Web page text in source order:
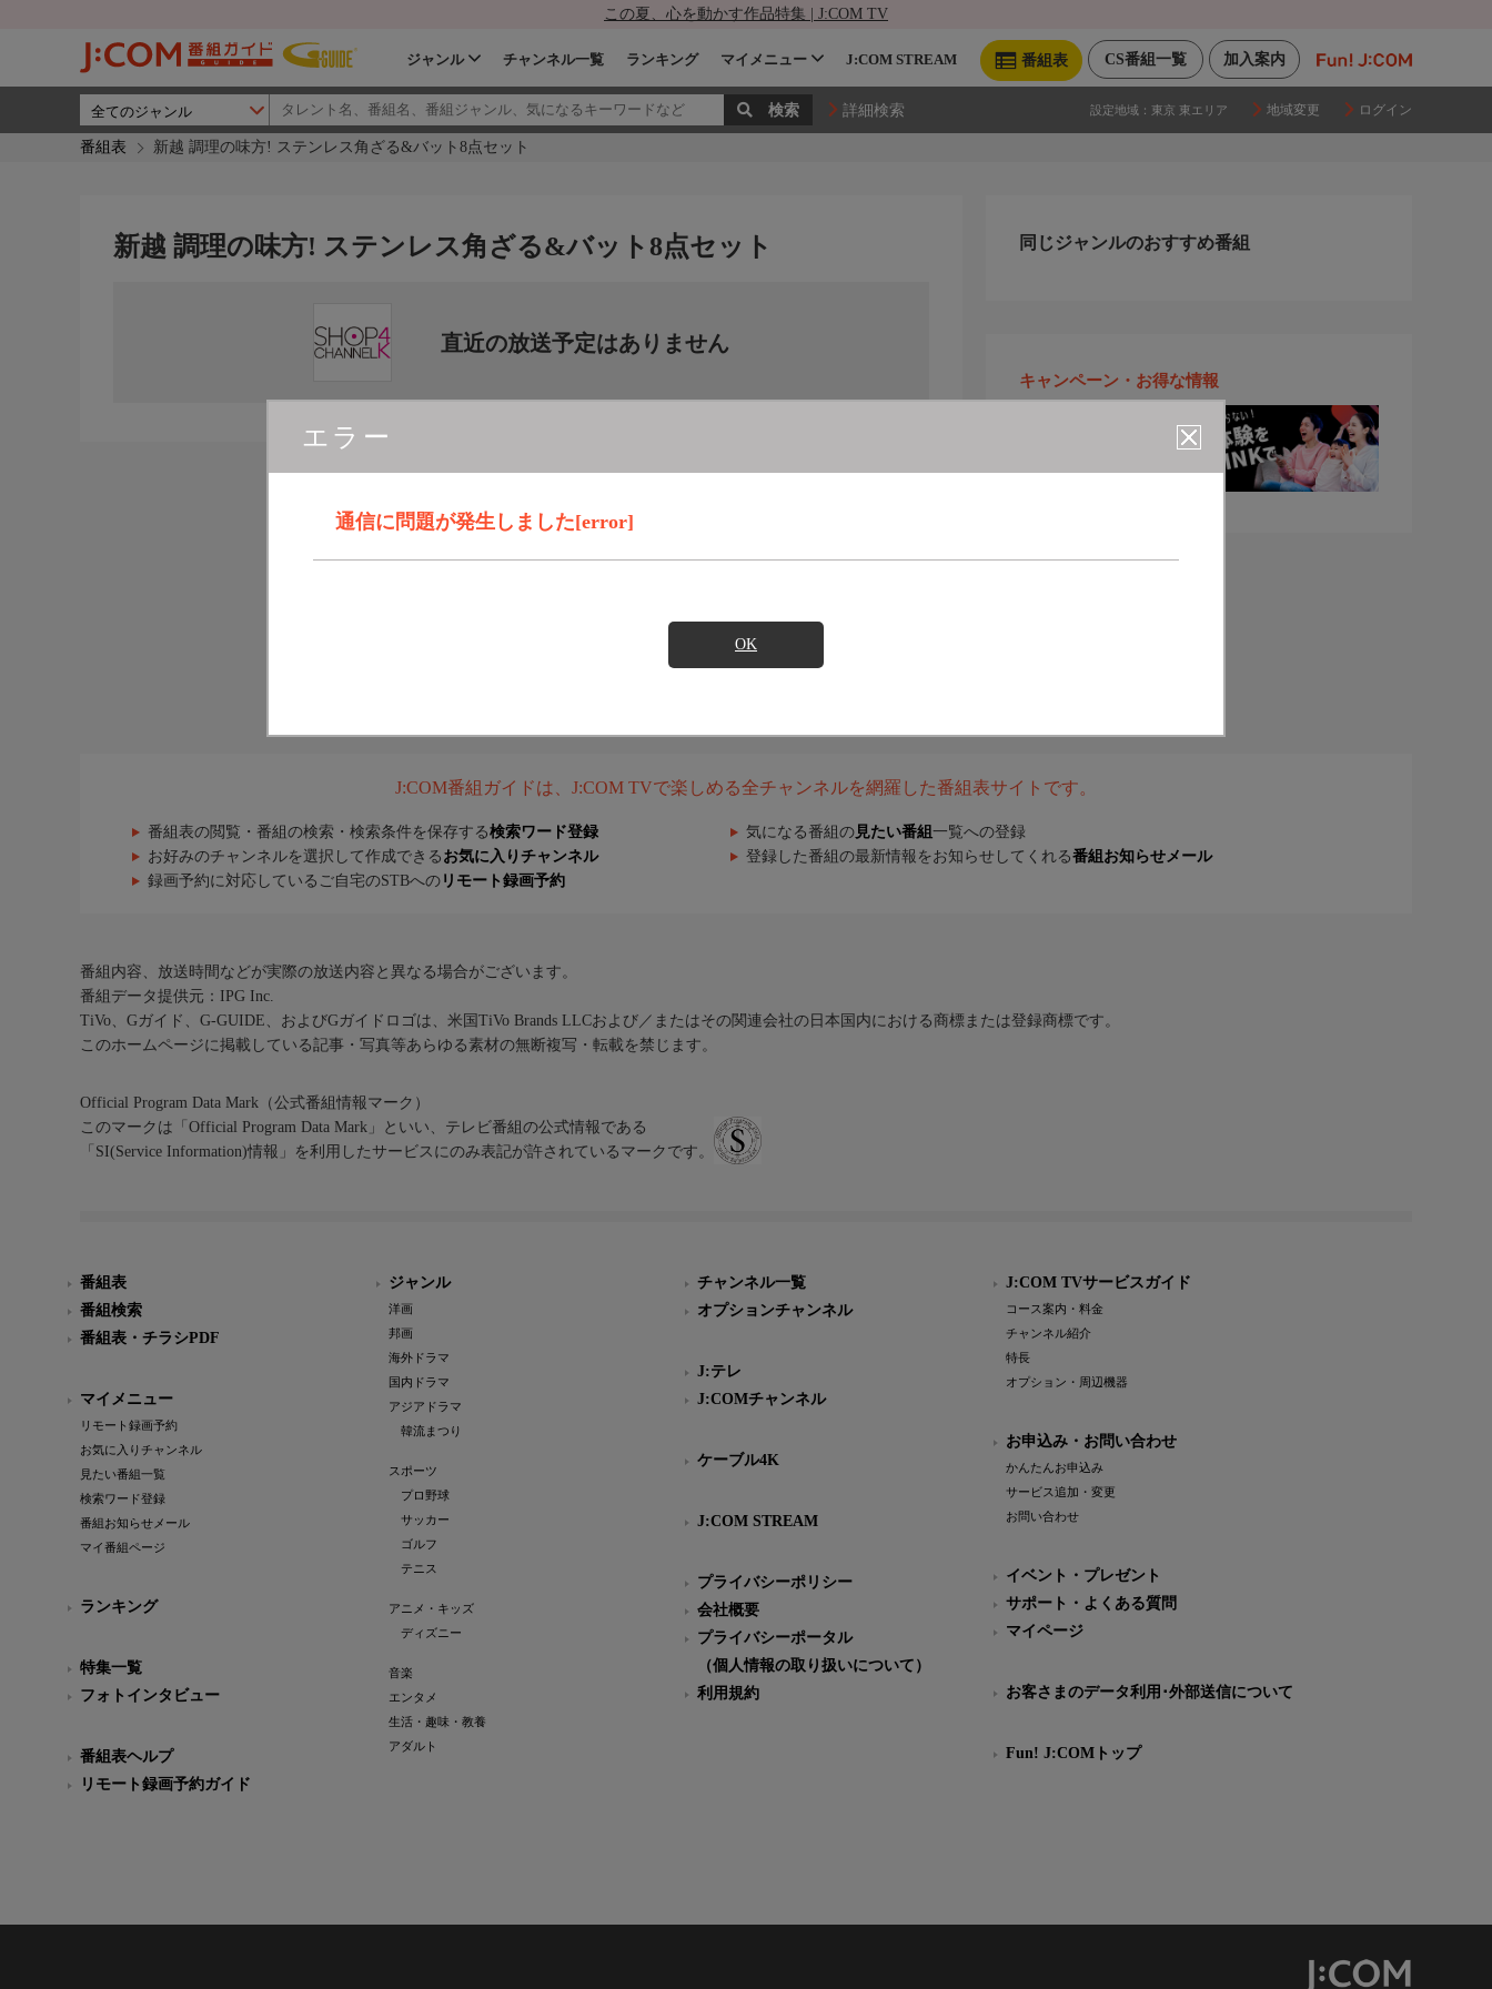
この夏、心を動かす作品特集 | J:COM TV
加入案内
CS番組一覧
番組表
ジャンル チャンネル一覧 ランキング マイメニュー J:COM STREAM
詳細検索 設定地域： 東京 東エリア 地域変更 ログイン
番組表 新越 調理の味方! ステンレス角ざる&バット8点セット
エラー
通信に問題が発生しました[error]
OK
新越 調理の味方! ステンレス角ざる&バット8点セット
直近の放送予定はありません
同じジャンルのおすすめ番組
キャンペーン・お得な情報
J:COM番組ガイドは、J:COM TVで楽しめる全チャンネルを網羅した番組表サイトです。
番組表の閲覧・番組の検索・検索条件を保存する検索ワード登録 気になる番組の 見たい番組 一覧への登録
お好みのチャンネルを選択して作成できる お気に入りチャンネル 登録した番組の最新情報をお知らせしてくれる番組お知らせメール
録画予約に対応しているご自宅のSTBへの リモート録画予約
番組内容、放送時間などが実際の放送内容と異なる場合がございます。
番組データ提供元：IPG Inc.
TiVo、Gガイド、G-GUIDE、およびGガイドロゴは、米国TiVo Brands LLCおよび／またはその関連会社の日本国内における商標または登録商標です。
このホームページに掲載している記事・写真等あらゆる素材の無断複写・転載を禁じます。
Official Program Data Mark（公式番組情報マーク）
このマークは「Official Program Data Mark」といい、テレビ番組の公式情報である
「SI(Service Information)情報」を利用したサービスにのみ表記が許されているマークです。
番組表
番組検索
番組表・チラシPDF
マイメニュー
リモート録画予約
お気に入りチャンネル
見たい番組一覧
検索ワード登録
番組お知らせメール
マイ番組ページ
ランキング
特集一覧
フォトインタビュー
番組表ヘルプ
リモート録画予約ガイド
ジャンル
洋画
邦画
海外ドラマ
国内ドラマ
アジアドラマ
韓流まつり
スポーツ
プロ野球
サッカー
ゴルフ
テニス
アニメ・キッズ
ディズニー
音楽
エンタメ
生活・趣味・教養
アダルト
チャンネル一覧
オプションチャンネル
J:テレ
J:COMチャンネル
ケーブル4K
J:COM STREAM
プライバシーポリシー
会社概要
プライバシーポータル
（個人情報の取り扱いについて）
利用規約
J:COM TVサービスガイド
コース案内・料金
チャンネル紹介
特長
オプション・周辺機器
お申込み・お問い合わせ
かんたんお申込み
サービス追加・変更
お問い合わせ
イベント・プレゼント
サポート・よくある質問
マイページ
お客さまのデータ利用･外部送信について
Fun! J:COMトップ